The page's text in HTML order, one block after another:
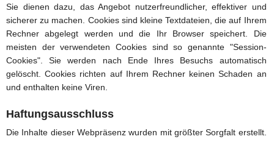
Sie dienen dazu, das Angebot nutzerfreundlicher, effektiver und
sicherer zu machen. Cookies sind kleine Textdateien, die auf Ihrem
Rechner abgelegt werden und die Ihr Browser speichert. Die
meisten der verwendeten Cookies sind so genannte "Session-
Cookies". Sie werden nach Ende Ihres Besuchs automatisch
gelöscht. Cookies richten auf Ihrem Rechner keinen Schaden an
und enthalten keine Viren.
Haftungsausschluss
Die Inhalte dieser Webpräsenz wurden mit größter Sorgfalt erstellt.